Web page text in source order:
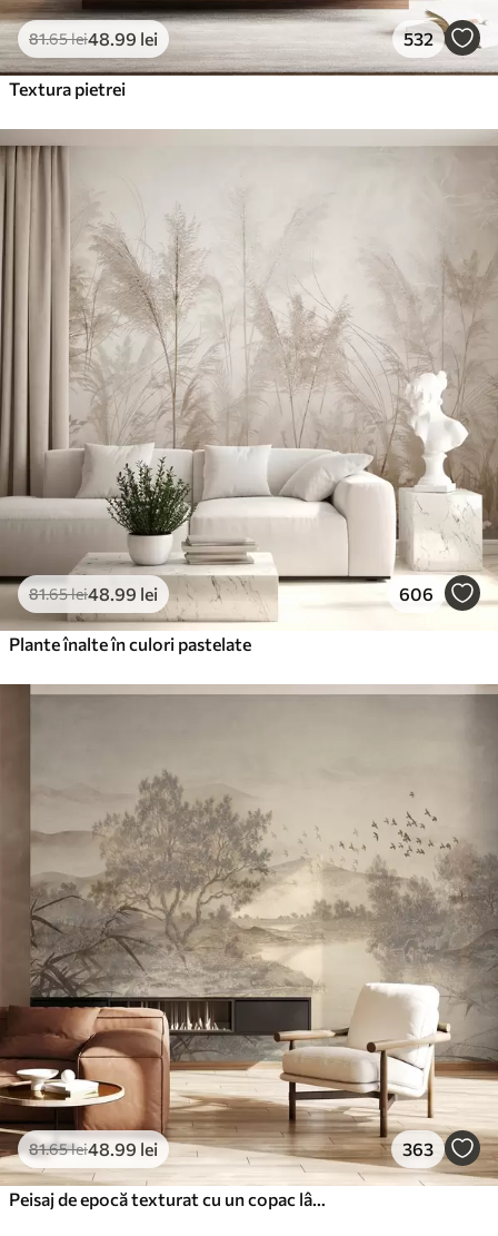
81.65lei48 .99 lei 532
Textura pietrei
81.65lei48 .99 lei 606
Plante înalte în culori pastelate
81.65lei48 .99 lei 363